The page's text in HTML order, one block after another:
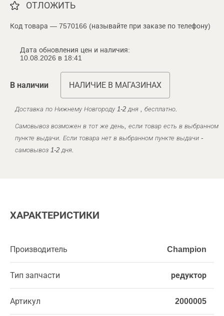
ОТЛОЖИТЬ
Код товара — 7570166 (называйте при заказе по телефону)
Дата обновления цен и наличия:
10.08.2026 в 18:41
В наличии НАЛИЧИЕ В МАГАЗИНАХ
Доставка по Нижнему Новгороду 1-2 дня , бесплатно.
Самовывоз возможен в тот же день, если товар есть в выбранном
пункте выдачи. Если товара нет в выбранном пункте выдачи -
самовывоз 1-2 дня.
ХАРАКТЕРИСТИКИ
Производитель Champion
Тип запчасти редуктор
Артикул 2000005